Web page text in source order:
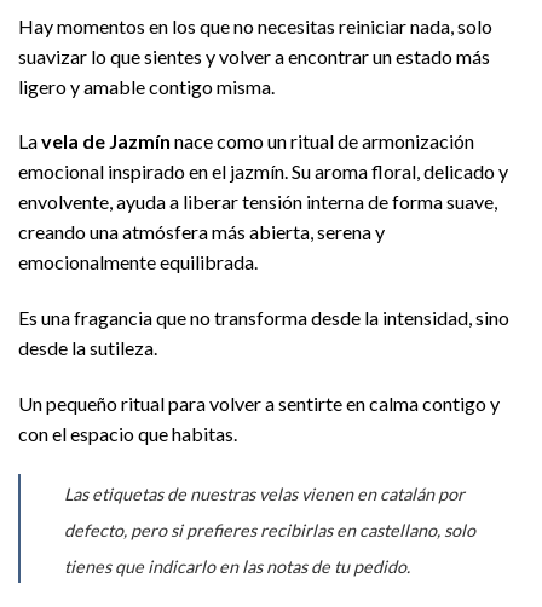
Hay momentos en los que no necesitas reiniciar nada, solo
suavizar lo que sientes y volver a encontrar un estado más
ligero y amable contigo misma.
Lavela de Jazmín nace como un ritual de armonización
emocional inspirado en el jazmín. Su aroma floral, delicado y
envolvente, ayuda a liberar tensión interna de forma suave,
creando una atmósfera más abierta, serena y
emocionalmente equilibrada.
Es una fragancia que no transforma desde la intensidad, sino
desde la sutileza.
Un pequeño ritual para volver a sentirte en calma contigo y
con el espacio que habitas.
Las etiquetas de nuestras velas vienen en catalán por
defecto, pero si prefieres recibirlas en castellano, solo
tienes que indicarlo en las notas de tu pedido.